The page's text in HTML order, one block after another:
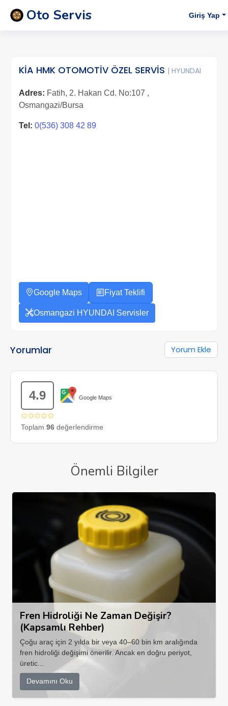
Oto Servis Giriş Yap
KİA HMK OTOMOTİV ÖZEL SERVİS | HYUNDAI
Adres: Fatih, 2. Hakan Cd. No:107 ,
Osmangazi/Bursa
Tel: 0(536) 308 42 89
Google Maps Fiyat Teklifi
Osmangazi HYUNDAI Servisler
Yorumlar Yorum Ekle
4.9 Google Maps
✩✩✩✩✩
Toplam 96 değerlendirme
Önemli Bilgiler
Fren Hidroliği Ne Zaman Değişir?
(Kapsamlı Rehber)
Çoğu araç için 2 yılda bir veya 40–60 bin km aralığında
fren hidroliği değişimi önerilir. Ancak en doğru periyot,
üretic...
Devamını Oku